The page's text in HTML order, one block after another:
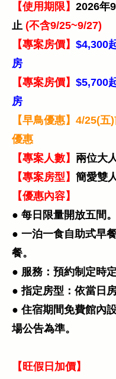
【使用期限】 2026年
止 (不含9/25~9/27)
【專案房價】 $4,300
房
【專案房價】 $5,700
房
【早鳥優惠】4/25(
優惠
【專案人數】 兩位大
【專案房型】 簡愛雙
【優惠內容】
● 每日限量開放五間。
● 一泊一食自助式早
餐。
● 服務：預約制定時
● 指定房型：依當日
● 住宿期間免費館內
場公告為準。​
【旺假日加價】